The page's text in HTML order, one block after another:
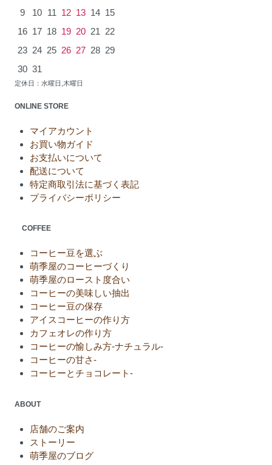
9
10 11 12 13 14 15
16 17 18 19 20 21
22
23 24 25 26 27 28 29
30 31
定休日：水曜日,木曜日
ONLINE STORE
マイアカウント
お買い物ガイド
お支払いについて
配送について
特定商取引法に基づく表記
プライバシーポリシー
COFFEE
コーヒー豆を選ぶ
萌季屋のコーヒーづくり
萌季屋のロースト度合い
コーヒーの美味しい抽出
コーヒー豆の保存
アイスコーヒーの作り方
カフェオレの作り方
コーヒーの愉しみ方-ナチュラル-
コーヒーの甘さ-
コーヒーとチョコレート-
ABOUT
店舗のご案内
ストーリー
萌季屋のブログ